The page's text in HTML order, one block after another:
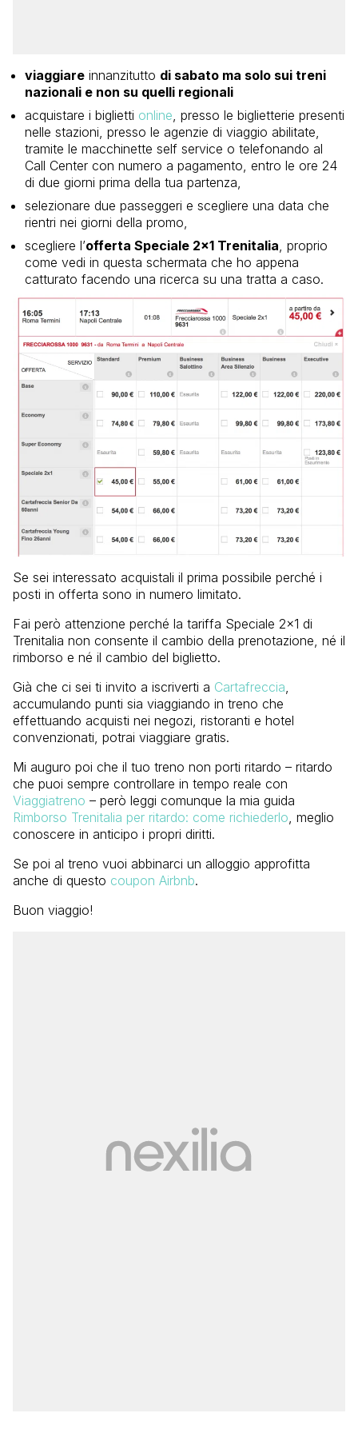
viaggiare innanzitutto di sabato ma solo sui treni
nazionali e non su quelli regionali
acquistare i biglietti online, presso le biglietterie presenti
nelle stazioni, presso le agenzie di viaggio abilitate,
tramite le macchinette self service o telefonando al
Call Center con numero a pagamento, entro le ore 24
di due giorni prima della tua partenza,
selezionare due passeggeri e scegliere una data che
rientri nei giorni della promo,
scegliere l’offerta Speciale 2×1 Trenitalia, proprio
come vedi in questa schermata che ho appena
catturato facendo una ricerca su una tratta a caso.
Se sei interessato acquistali il prima possibile perché i
posti in offerta sono in numero limitato.
Fai però attenzione perché la tariffa Speciale 2×1 di
Trenitalia non consente il cambio della prenotazione, né il
rimborso e né il cambio del biglietto.
Già che ci sei ti invito a iscriverti a Cartafreccia
accumulando punti sia viaggiando in treno che
effettuando acquisti nei negozi, ristoranti e hotel
convenzionati, potrai viaggiare gratis.
Mi auguro poi che il tuo treno non porti ritardo – ritardo
che puoi sempre controllare in tempo reale con
Viaggiatreno – però leggi comunque la mia guida
Rimborso Trenitalia per ritardo: come richiederlo , meglio
conoscere in anticipo i propri diritti.
Se poi al treno vuoi abbinarci un alloggio approfitta
anche di questo coupon Airbnb.
Buon viaggio!